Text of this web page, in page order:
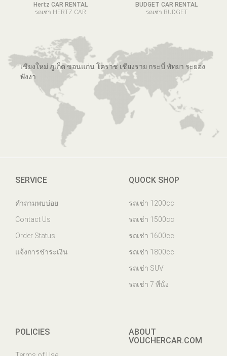
Hertz CAR RENTAL
รถเช่า HERTZ CAR
BUDGET CAR RENTAL
รถเช่า BUDGET
เชียงใหม่ ภูเก็ต ขอนแก่น โคราช เชียงราย กระบี่ พัทยา ระยอง
พังงา
SERVICE
คำถามพบบ่อย
Contact Us
Order Status
แจ้งการชำระเงิน
QUOCK SHOP
รถเช่า 1200cc
รถเช่า 1500cc
รถเช่า 1600cc
รถเช่า 1800cc
รถเช่า SUV
รถเช่า 7 ที่นั่ง
POLICIES
ABOUT
VOUCHERCAR.COM